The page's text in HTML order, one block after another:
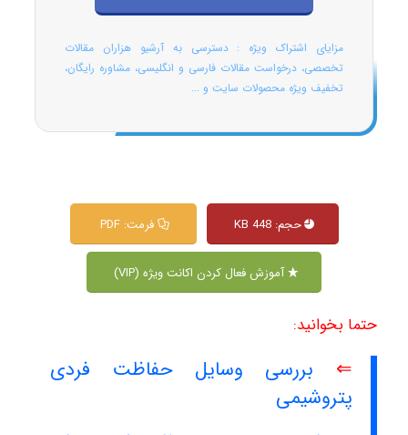
مزایای اشتراک ویژه : دسترسی به آرشیو هزاران مقالات
تخصصی، درخواست مقالات فارسی و انگلیسی، مشاوره رایگان،
تخفیف ویژه محصولات سایت و ...
حجم: 448 KB فرمت: PDF
آموزش فعال کردن اکانت ویژه (VIP)
حتما بخوانید:
⇐ بررسی وسایل حفاظت فردی
پتروشیمی